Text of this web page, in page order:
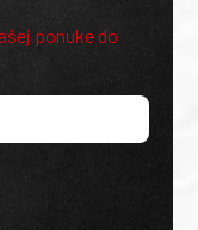
ponuke do